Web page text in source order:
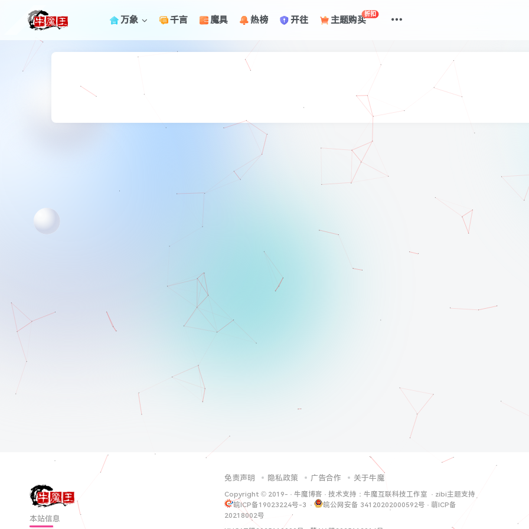
万象 千言 魔具 热榜 开往 主题购买
折扣
本站信息
免责声明 隐私政策 广告合作 关于牛魔
Copyright © 2019- · 牛魔博客 · 技术支持： 牛魔互联科技工作室 · zibi主题支持
皖ICP备19023224号-3 · 皖公网安备 34120202000592号 · 萌ICP备
20218002号